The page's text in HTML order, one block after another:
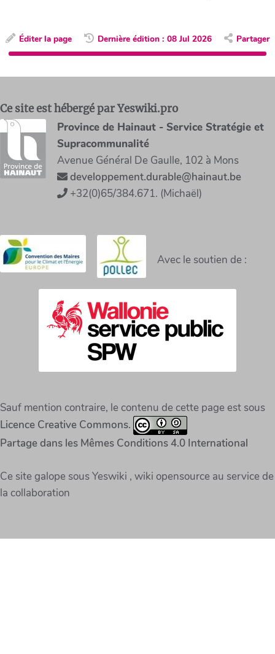
Éditer la page Dernière édition : 08 Jul 2026 Partager
Ce site est hébergé par Yeswiki.pro
Province de Hainaut - Service Stratégie et
Supracommunalité
Avenue Général De Gaulle, 102 à Mons
developpement.durable@hainaut.be
+32(0)65/384.671. (Michaël)
Avec le soutien de :
Sauf mention contraire, le contenu de cette page est sous
Licence Creative Commons.
Partage dans les Mêmes Conditions 4.0 International
Ce site galope sous Yeswiki , wiki opensource au service de
la collaboration